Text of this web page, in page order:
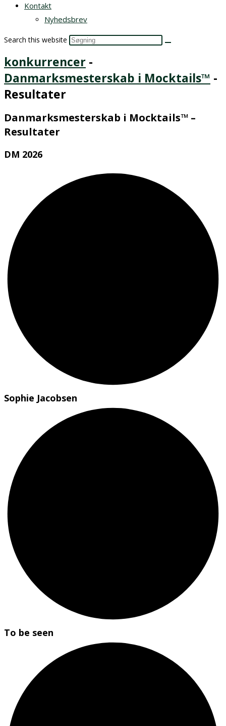
Kontakt
Nyhedsbrev
Search this website
konkurrencer -
Danmarksmesterskab i Mocktails™ -
Resultater
Danmarksmesterskab i Mocktails™ –
Resultater
DM 2026
Sophie Jacobsen
To be seen